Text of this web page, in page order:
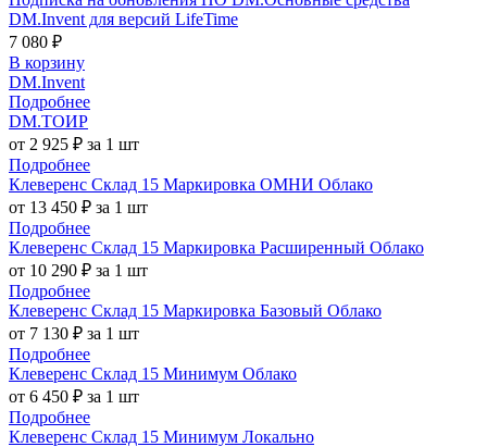
DM.Invent для версий LifeTime
7 080 ₽
В корзину
DM.Invent
Подробнее
DM.ТОИР
от 2 925 ₽ за 1 шт
Подробнее
Клеверенс Склад 15 Маркировка ОМНИ Облако
от 13 450 ₽ за 1 шт
Подробнее
Клеверенс Склад 15 Маркировка Расширенный Облако
от 10 290 ₽ за 1 шт
Подробнее
Клеверенс Склад 15 Маркировка Базовый Облако
от 7 130 ₽ за 1 шт
Подробнее
Клеверенс Склад 15 Минимум Облако
от 6 450 ₽ за 1 шт
Подробнее
Клеверенс Склад 15 Минимум Локально